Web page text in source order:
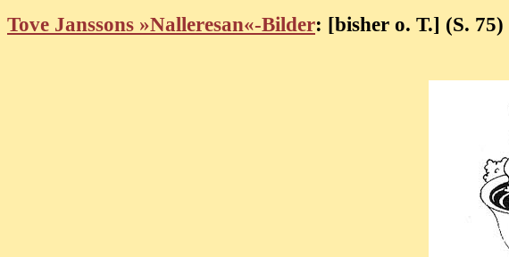
Tove Janssons »Nalleresan«-Bilder: [bisher o. T.] (S. 75)